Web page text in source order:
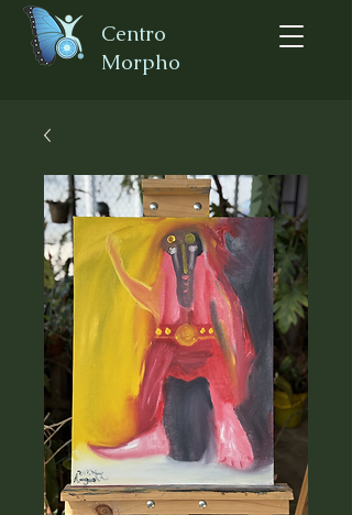
Centro
Morpho